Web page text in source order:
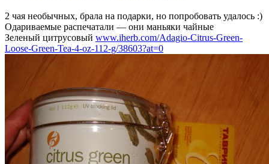
2 чая необычных, брала на подарки, но попробовать удалось :)
Одариваемые распечатали — они маньяки чайные
Зеленый цитрусовый www.iherb.com/Adagio-Citrus-Green-
Loose-Green-Tea-4-oz-112-g/38603?at=0